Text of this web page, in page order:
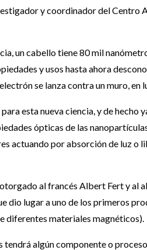
y coordinador del Centro
un cabello tiene 80 mil
y usos hasta ahora
se lanza contra un muro, en
esta nueva ciencia, y de hecho
ópticas de las
actuando por absorción de luz o
al francés Albert Fert y al
dio lugar a uno de los primeros
diferentes materiales magnéticos).
tendrá algún componente o